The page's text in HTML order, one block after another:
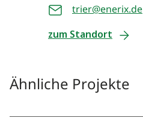
trier@enerix.de
zum Standort
Ähnliche Projekte